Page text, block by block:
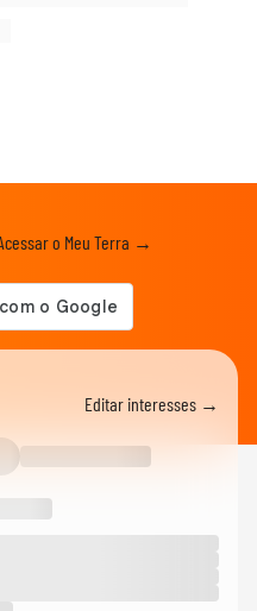
o Meu Terra →
Editar interesses →